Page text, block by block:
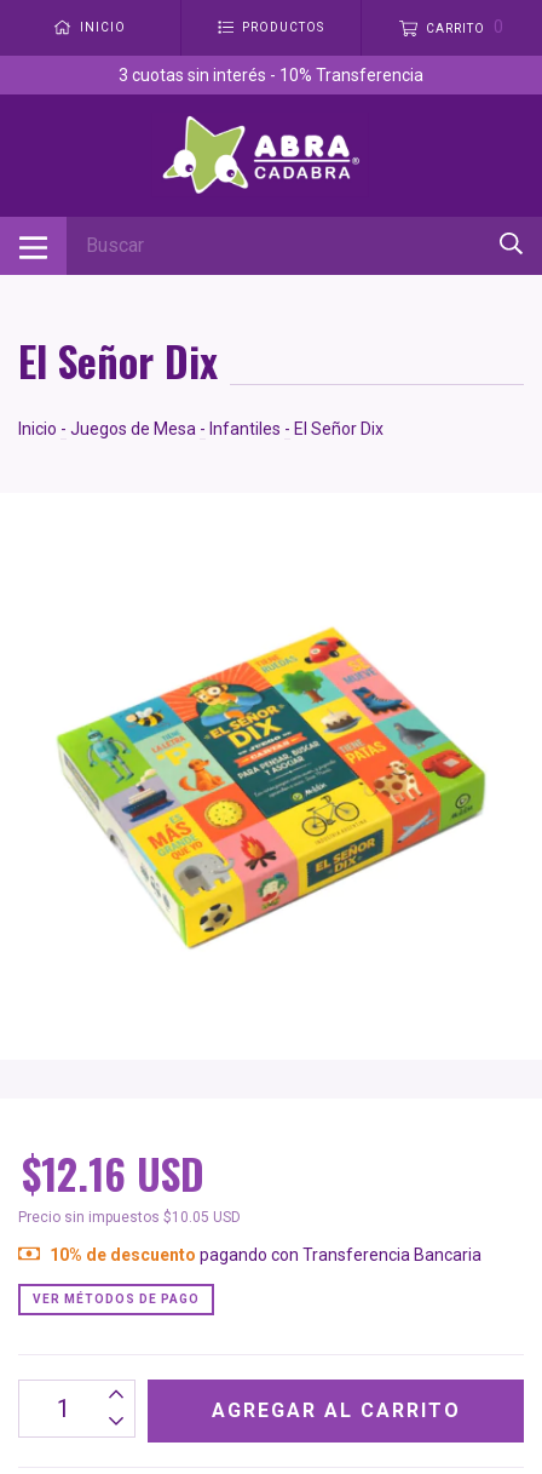
INICIO PRODUCTOS CARRITO 0
3 cuotas sin interés - 10% Transferencia
El Señor Dix
Inicio - Juegos de Mesa - Infantiles - El Señor Dix
$12.16 USD
Precio sin impuestos $10.05 USD
10% de descuento pagando con Transferencia Bancaria
VER MÉTODOS DE PAGO